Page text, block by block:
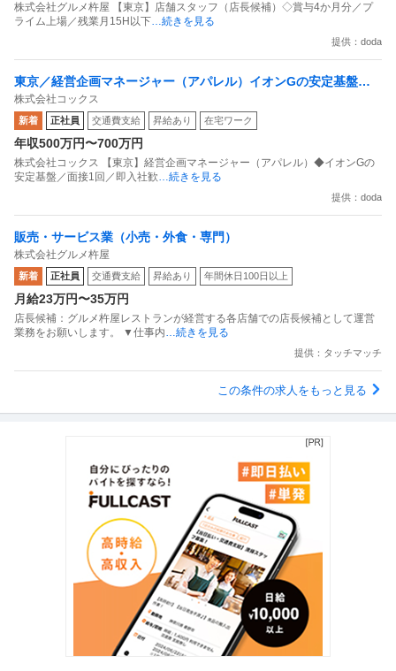
株式会社グルメ杵屋 【東京】店舗スタッフ（店長候補）◇賞与4か月分／プ
ライム上場／残業月15H以下…続きを見る
提供：doda
東京／経営企画マネージャー（アパレル）イオンGの安定基盤／
面接1回／即入社歓迎
株式会社コックス
新着 正社員 交通費支給 昇給あり 在宅ワーク
年収500万円〜700万円
株式会社コックス 【東京】経営企画マネージャー（アパレル）◆イオンGの
安定基盤／面接1回／即入社歓…続きを見る
提供：doda
販売・サービス業（小売・外食・専門）
株式会社グルメ杵屋
新着 正社員 交通費支給 昇給あり 年間休日100日以上
月給23万円〜35万円
店長候補：グルメ杵屋レストランが経営する各店舗での店長候補として運営
業務をお願いします。 ▼仕事内…続きを見る
提供：タッチマッチ
この条件の求人をもっと見る